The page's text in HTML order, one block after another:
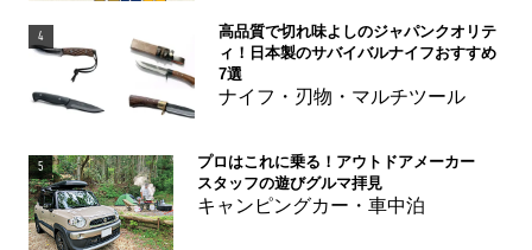
4
高品質で切れ味よしのジャパンクオリテ
ィ！日本製のサバイバルナイフおすすめ
7選
ナイフ・刃物・マルチツール
5
プロはこれに乗る！アウトドアメーカー
スタッフの遊びグルマ拝見
キャンピングカー・車中泊